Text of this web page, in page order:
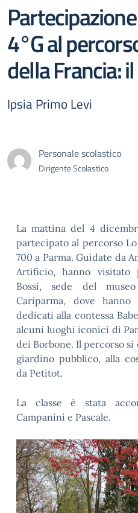
4°G al
della Francia:
Ipsia Primo Levi
Personale scolastico
Dirigente Scolastico
La mattina del 4
partecipato al percorso
700 a Parma. Guidate da
Artificio, hanno visitato
Bossi, sede del
Cariparma, dove
dedicati alla contessa
alcuni luoghi iconici di
dei Borbone. Il percorso si
giardino pubblico, alla
da Petitot.
La classe è stata
Campanini e Pascale.